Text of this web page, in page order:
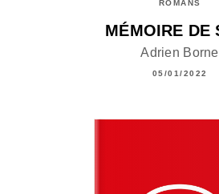
ROMANS
MÉMOIRE DE
Adrien Borne
05/01/2022